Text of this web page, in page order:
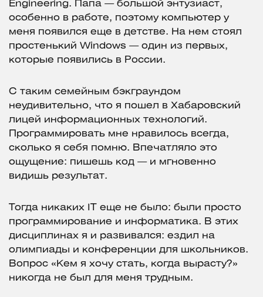
Engineering. Папа — большой энтузиаст,
особенно в работе, поэтому компьютер у
меня появился еще в детстве. На нем стоял
простенький Windows — один из первых,
которые появились в России.
С таким семейным бэкграундом
неудивительно, что я пошел в Хабаровский
лицей информационных технологий.
Программировать мне нравилось всегда,
сколько я себя помню. Впечатляло это
ощущение: пишешь код — и мгновенно
видишь результат.
Тогда никаких IT еще не было: были просто
программирование и информатика. В этих
дисциплинах я и развивался: ездил на
олимпиады и конференции для школьников.
Вопрос «Кем я хочу стать, когда вырасту?»
никогда не был для меня трудным.